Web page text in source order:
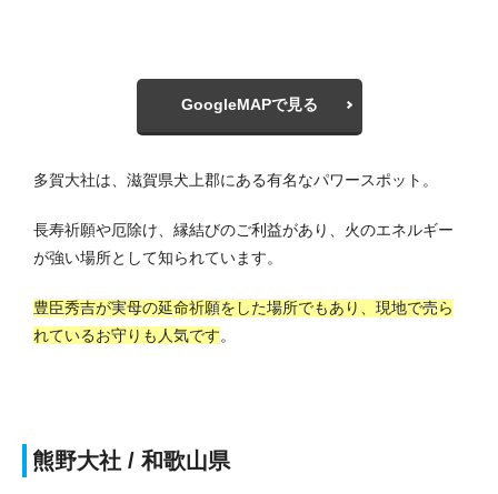
GoogleMAPで見る
多賀大社は、滋賀県犬上郡にある有名なパワースポット。
長寿祈願や厄除け、縁結びのご利益があり、火のエネルギー
が強い場所として知られています。
豊臣秀吉が実母の延命祈願をした場所でもあり、現地で売ら
れているお守りも人気です。
熊野大社 / 和歌山県